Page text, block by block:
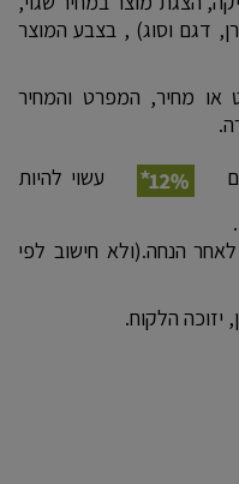
דגם וסוג) , בצבע המוצר
מחיר, המפרט והמחיר
עשוי להיות
הנחה.(ולא חישוב לפי
הלקוח.